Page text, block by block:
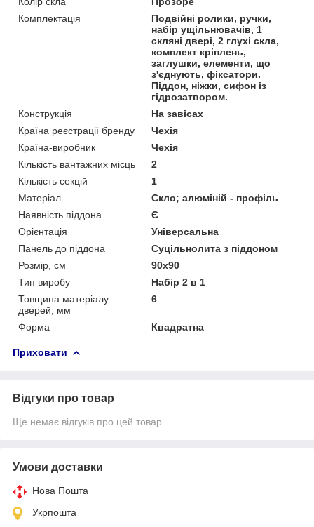
Комплектація
Подвійні ролики, ручки,
набір ущільнювачів, 1
скляні двері, 2 глухі скла,
комплект кріплень,
заглушки, елементи, що
з'єднують, фіксатори.
Піддон, ніжки, сифон із
гідрозатвором.
Конструкція
На завісах
Країна реєстрації бренду
Чехія
Країна-виробник
Чехія
Кількість вантажних місць
2
Кількість секцій
1
Матеріал
Скло; алюміній - профіль
Наявність піддона
Є
Орієнтація
Універсальна
Панель до піддона
Суцільнолита з піддоном
Розмір, см
90x90
Тип виробу
Набір 2 в 1
Товщина матеріалу
дверей, мм
6
Форма Квадратна
Приховати
Відгуки про товар
Ще немає відгуків про цей товар
Умови доставки
Нова Пошта
Укрпошта